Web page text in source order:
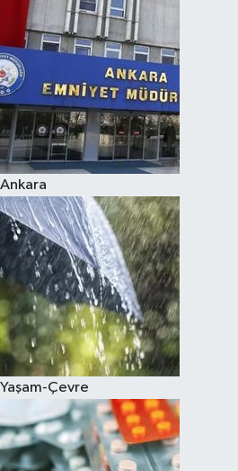
Ankara
Yaşam-Çevre
Televizyon
Yaşam-Çevre